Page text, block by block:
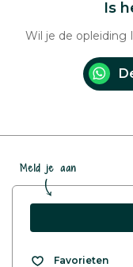
Is
Wil je de opleiding
Meld je aan
Favorieten